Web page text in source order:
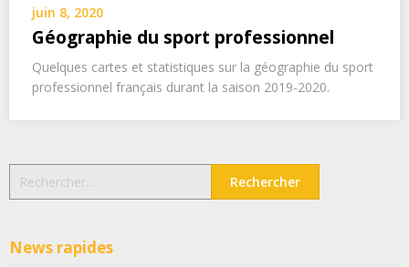
juin 8, 2020
Géographie du sport professionnel
Quelques cartes et statistiques sur la géographie du sport
professionnel français durant la saison 2019-2020.
News rapides